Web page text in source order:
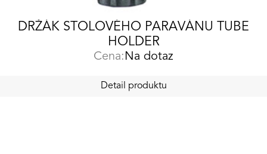
DRŽÁK STOLOVÉHO PARAVÁNU TUBE
HOLDER
Cena: Na dotaz
Detail produktu